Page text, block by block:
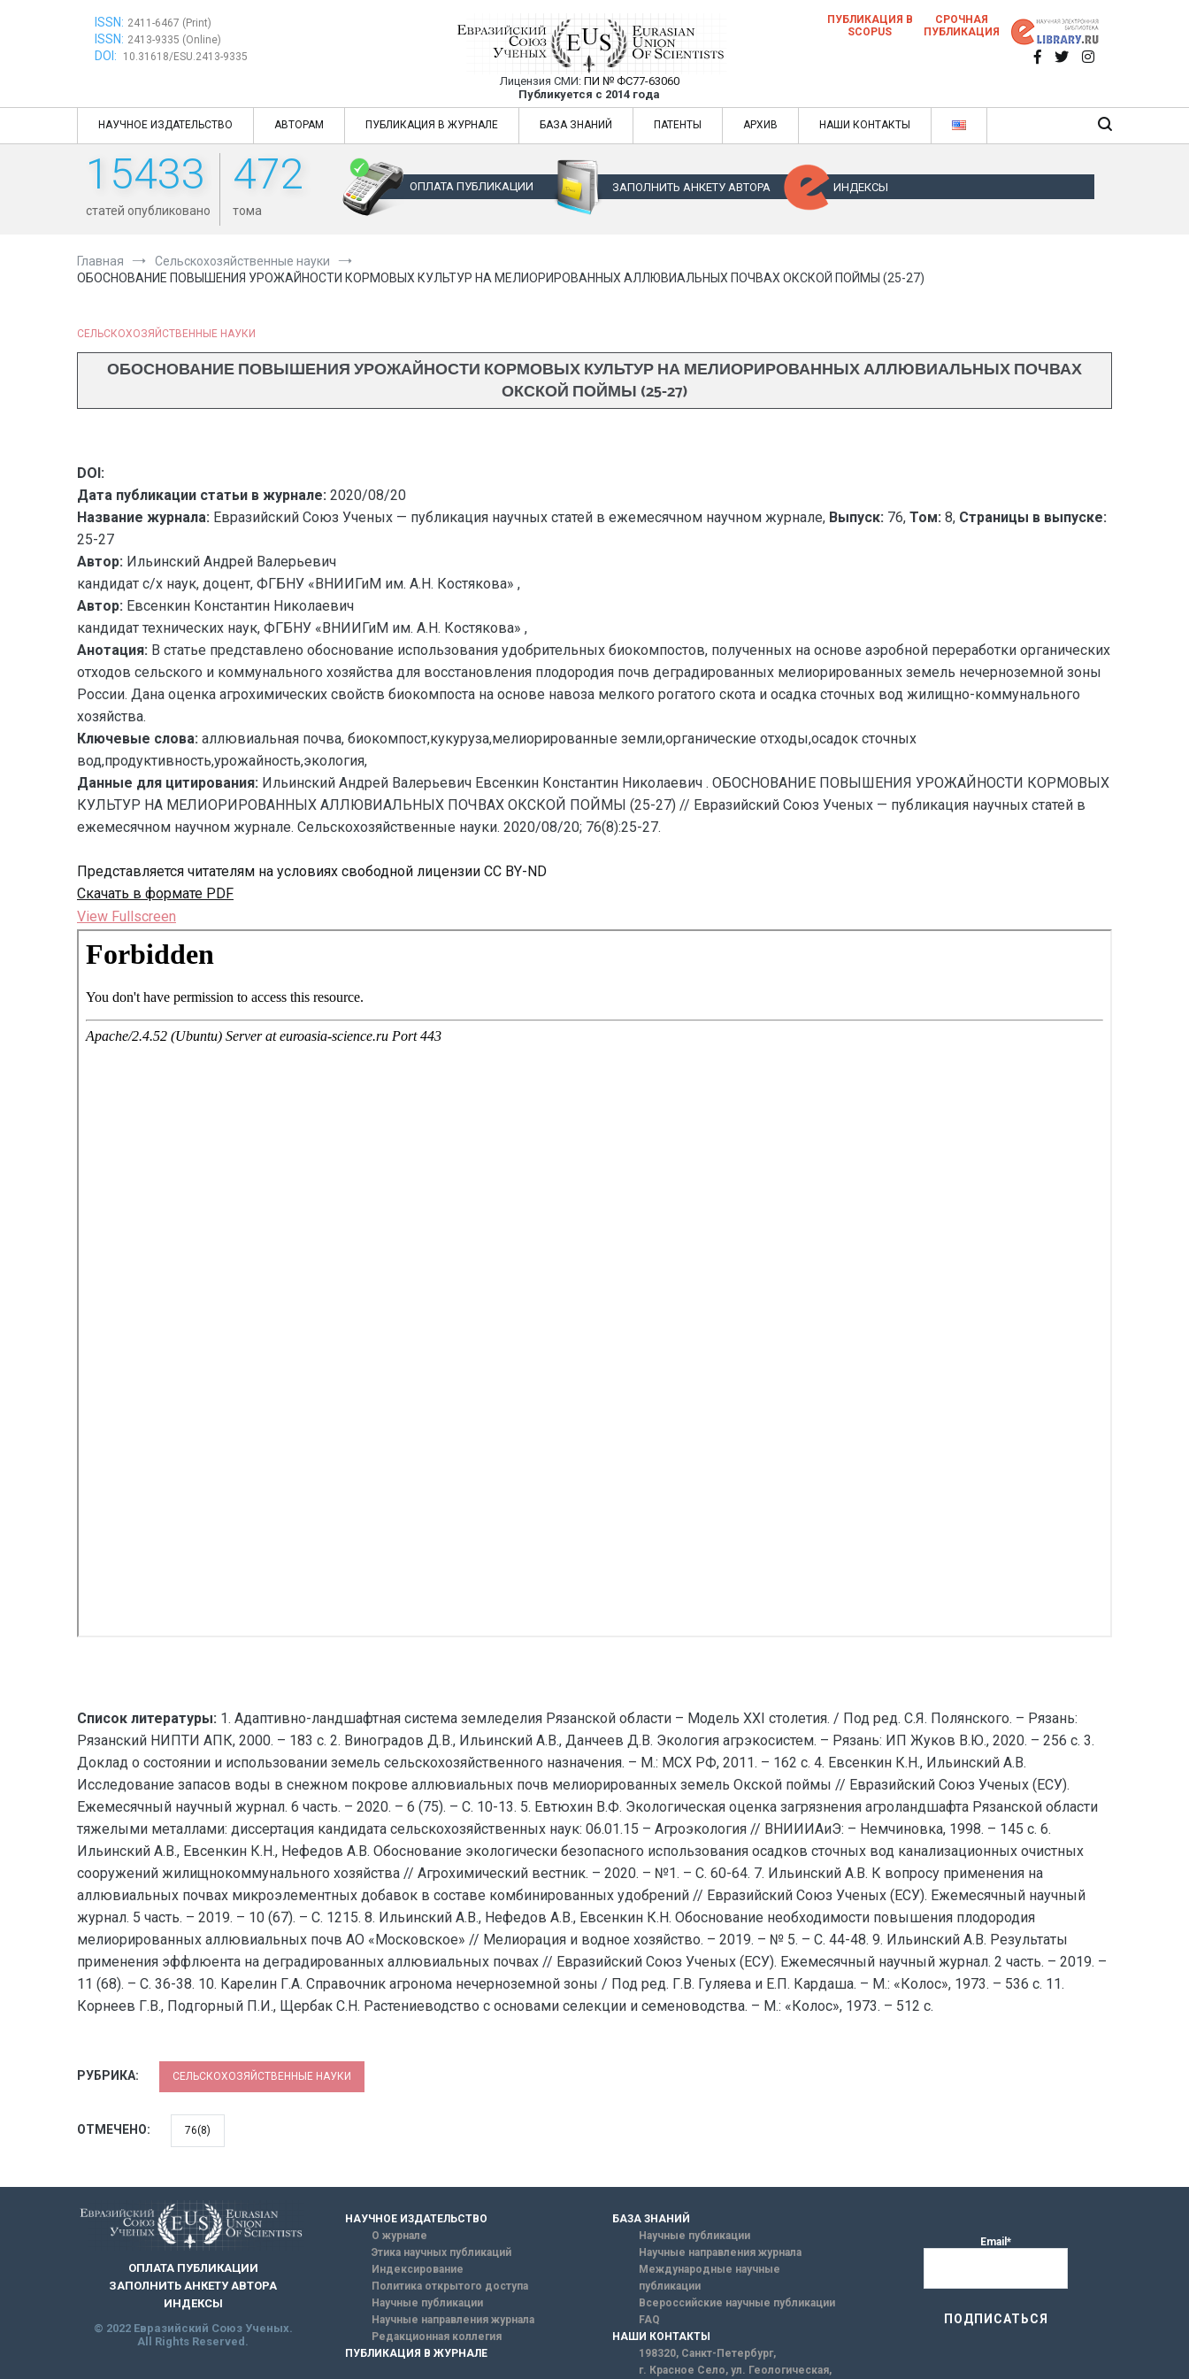
ISSN: 2411-6467 (Print)
ISSN: 2413-9335 (Online)
DOI: 10.31618/ESU.2413-9335
Евразийский Союз Ученых — публикация научных статей в ежемесячном научном
журнале
Лицензия СМИ: ПИ № ФС77-63060
Публикуется с 2014 года
Евразийский Союз Ученых — публикация научных статей в ежемесячном научном журнале
ПУБЛИКАЦИЯ В
SCOPUS
СРОЧНАЯ
ПУБЛИКАЦИЯ
НАУЧНОЕ ИЗДАТЕЛЬСТВО АВТОРАМ ПУБЛИКАЦИЯ В ЖУРНАЛЕ БАЗА ЗНАНИЙ ПАТЕНТЫ АРХИВ НАШИ КОНТАКТЫ
15433
статей опубликовано
472
тома
ОПЛАТА ПУБЛИКАЦИИ ЗАПОЛНИТЬ АНКЕТУ АВТОРА ИНДЕКСЫ
Главная
Сельскохозяйственные науки
ОБОСНОВАНИЕ ПОВЫШЕНИЯ УРОЖАЙНОСТИ КОРМОВЫХ КУЛЬТУР НА МЕЛИОРИРОВАННЫХ АЛЛЮВИАЛЬНЫХ ПОЧВАХ ОКСКОЙ ПОЙМЫ (25-27)
СЕЛЬСКОХОЗЯЙСТВЕННЫЕ НАУКИ
ОБОСНОВАНИЕ ПОВЫШЕНИЯ УРОЖАЙНОСТИ КОРМОВЫХ КУЛЬТУР НА МЕЛИОРИРОВАННЫХ АЛЛЮВИАЛЬНЫХ ПОЧВАХ
ОКСКОЙ ПОЙМЫ (25-27)
DOI:
Дата публикации статьи в журнале: 2020/08/20
Название журнала: Евразийский Союз Ученых — публикация научных статей в ежемесячном научном журнале, Выпуск: 76, Том: 8, Страницы в выпуске:
25-27
Автор: Ильинский Андрей Валерьевич
кандидат с/х наук, доцент, ФГБНУ «ВНИИГиМ им. А.Н. Костякова» ,
Автор: Евсенкин Константин Николаевич
кандидат технических наук, ФГБНУ «ВНИИГиМ им. А.Н. Костякова» ,
Анотация: В статье представлено обоснование использования удобрительных биокомпостов, полученных на основе аэробной переработки органических
отходов сельского и коммунального хозяйства для восстановления плодородия почв деградированных мелиорированных земель нечерноземной зоны
России. Дана оценка агрохимических свойств биокомпоста на основе навоза мелкого рогатого скота и осадка сточных вод жилищно-коммунального
хозяйства.
Ключевые слова: аллювиальная почва, биокомпост,кукуруза,мелиорированные земли,органические отходы,осадок сточных
вод,продуктивность,урожайность,экология,
Данные для цитирования: Ильинский Андрей Валерьевич Евсенкин Константин Николаевич . ОБОСНОВАНИЕ ПОВЫШЕНИЯ УРОЖАЙНОСТИ КОРМОВЫХ
КУЛЬТУР НА МЕЛИОРИРОВАННЫХ АЛЛЮВИАЛЬНЫХ ПОЧВАХ ОКСКОЙ ПОЙМЫ (25-27) // Евразийский Союз Ученых — публикация научных статей в
ежемесячном научном журнале. Сельскохозяйственные науки. 2020/08/20; 76(8):25-27.
Представляется читателям на условиях свободной лицензии CC BY-ND
Скачать в формате PDF
View Fullscreen
Перейти
содержимому
Список литературы: 1. Адаптивно-ландшафтная система земледелия Рязанской области – Модель XXI столетия. / Под ред. С.Я. Полянского. – Рязань:
Рязанский НИПТИ АПК, 2000. – 183 с. 2. Виноградов Д.В., Ильинский А.В., Данчеев Д.В. Экология агрэкосистем. – Рязань: ИП Жуков В.Ю., 2020. – 256 с. 3.
Доклад о состоянии и использовании земель сельскохозяйственного назначения. – М.: МСХ РФ, 2011. – 162 с. 4. Евсенкин К.Н., Ильинский А.В.
Исследование запасов воды в снежном покрове аллювиальных почв мелиорированных земель Окской поймы // Евразийский Союз Ученых (ЕСУ).
Ежемесячный научный журнал. 6 часть. – 2020. – 6 (75). – С. 10-13. 5. Евтюхин В.Ф. Экологическая оценка загрязнения агроландшафта Рязанской области
тяжелыми металлами: диссертация кандидата сельскохозяйственных наук: 06.01.15 – Агроэкология // ВНИИИАиЭ: – Немчиновка, 1998. – 145 с. 6.
Ильинский А.В., Евсенкин К.Н., Нефедов А.В. Обоснование экологически безопасного использования осадков сточных вод канализационных очистных
сооружений жилищнокоммунального хозяйства // Агрохимический вестник. – 2020. – №1. – С. 60-64. 7. Ильинский А.В. К вопросу применения на
аллювиальных почвах микроэлементных добавок в составе комбинированных удобрений // Евразийский Союз Ученых (ЕСУ). Ежемесячный научный
журнал. 5 часть. – 2019. – 10 (67). – С. 1215. 8. Ильинский А.В., Нефедов А.В., Евсенкин К.Н. Обоснование необходимости повышения плодородия
мелиорированных аллювиальных почв АО «Московское» // Мелиорация и водное хозяйство. – 2019. – № 5. – С. 44-48. 9. Ильинский А.В. Результаты
применения эффлюента на деградированных аллювиальных почвах // Евразийский Союз Ученых (ЕСУ). Ежемесячный научный журнал. 2 часть. – 2019. –
11 (68). – С. 36-38. 10. Карелин Г.А. Справочник агронома нечерноземной зоны / Под ред. Г.В. Гуляева и Е.П. Кардаша. – М.: «Колос», 1973. – 536 с. 11.
Корнеев Г.В., Подгорный П.И., Щербак С.Н. Растениеводство с основами селекции и семеноводства. – М.: «Колос», 1973. – 512 с.
РУБРИКА: СЕЛЬСКОХОЗЯЙСТВЕННЫЕ НАУКИ
ОТМЕЧЕНО: 76(8)
ОПЛАТА ПУБЛИКАЦИИ
ЗАПОЛНИТЬ АНКЕТУ АВТОРА
ИНДЕКСЫ
© 2022 Евразийский Союз Ученых.
All Rights Reserved.
НАУЧНОЕ ИЗДАТЕЛЬСТВО
О журнале
Этика научных публикаций
Индексирование
Политика открытого доступа
Научные публикации
Научные направления журнала
Редакционная коллегия
ПУБЛИКАЦИЯ В ЖУРНАЛЕ
БАЗА ЗНАНИЙ
Научные публикации
Научные направления журнала
Международные научные
публикации
Всероссийские научные публикации
FAQ
НАШИ КОНТАКТЫ
198320, Санкт-Петербург,
г. Красное Село, ул. Геологическая,
Email*